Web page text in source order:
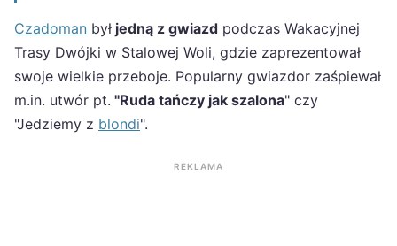
Czadoman był jedną z gwiazd podczas Wakacyjnej
Trasy Dwójki w Stalowej Woli, gdzie zaprezentował
swoje wielkie przeboje. Popularny gwiazdor zaśpiewał
m.in. utwór pt. "Ruda tańczy jak szalona" czy
"Jedziemy z blondi".
REKLAMA